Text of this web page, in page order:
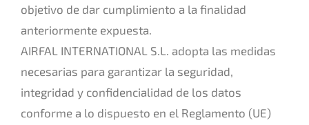
objetivo de dar cumplimiento a la finalidad
anteriormente expuesta.
AIRFAL INTERNATIONAL S.L. adopta las medidas
necesarias para garantizar la seguridad,
integridad y confidencialidad de los datos
conforme a lo dispuesto en el Reglamento (UE)